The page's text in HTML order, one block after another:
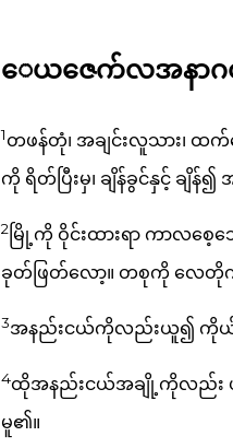
ေယဇေက်လအနာဂတၱိက်
1တဖန်တုံ၊ အချင်းလူသား၊
ကို ရိတ်ပြီးမှ၊ ချိန်ခွင်နှင့် ချိန်
2 မြို့ကို ဝိုင်းထားရာ ကာလစ
ခုတ်ဖြတ်လော့။ တစုကို လေ
3အနည်းငယ်ကိုလည်းယူ၍ ကိုယ်
4ထိုအနည်းငယ်အချို့ကိုလည်း ယူ
မူ၏။